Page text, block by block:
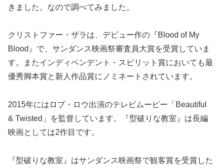
きました。なので調べてみました。
クリストファー・ザラは、デビュー作の『Blood of My
Blood』で、サンダンス映画祭審査員大賞を受賞していま
す。またインディペンデント・スピリット賞においても最
優秀脚本賞と新人作品賞にノミネートされています。
2015年にはロブ・ロウ出演のテレビムービー「Beautiful
& Twisted」を監督しています。『型破りな教室』は長編
映画としては2作目です。
『型破りな教室』はサンダンス映画祭で観客賞を受賞した